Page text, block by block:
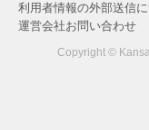
利用者情報の外部送信
運営会社お問い合わせ
Copyright ©